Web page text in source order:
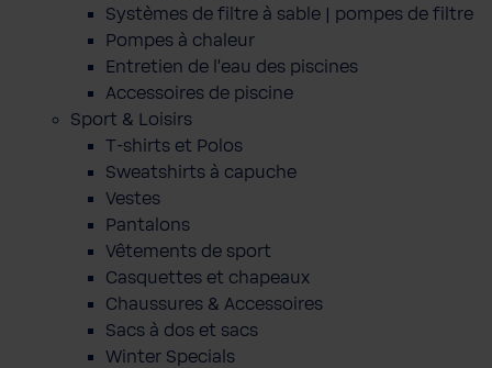
Systèmes de filtre à sable | pompes de filtre
Pompes à chaleur
Entretien de l'eau des piscines
Accessoires de piscine
Sport & Loisirs
T-shirts et Polos
Sweatshirts à capuche
Vestes
Pantalons
Vêtements de sport
Casquettes et chapeaux
Chaussures & Accessoires
Sacs à dos et sacs
Winter Specials